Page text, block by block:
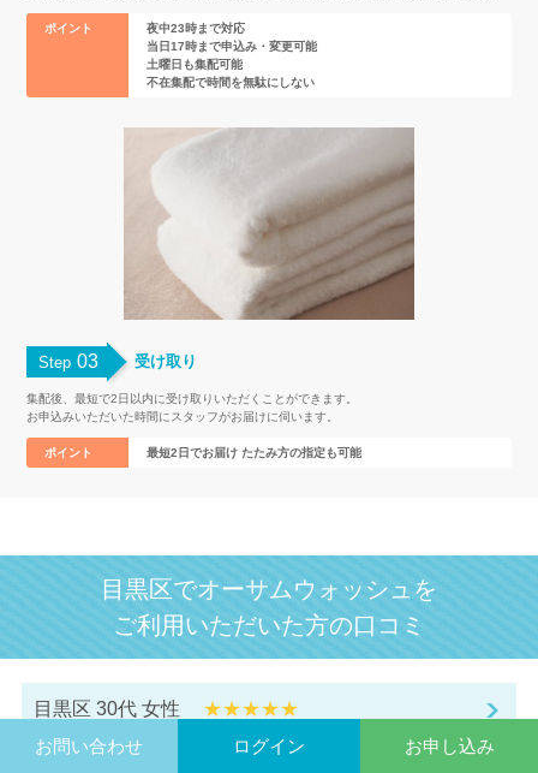
ポイント
夜中23時まで対応
当日17時まで申込み・変更可能
土曜日も集配可能
不在集配で時間を無駄にしない
Step 03 受け取り
集配後、最短で2日以内に受け取りいただくことができます。
お申込みいただいた時間にスタッフがお届けに伺います。
ポイント 最短2日でお届け たたみ方の指定も可能
目黒区でオーサムウォッシュを
ご利用いただいた方の口コミ
目黒区 30代 女性
★★★★★
コインランドリーから宅配洗濯代行に変更で効率アッ
お問い合わせ ログイン お申し込み